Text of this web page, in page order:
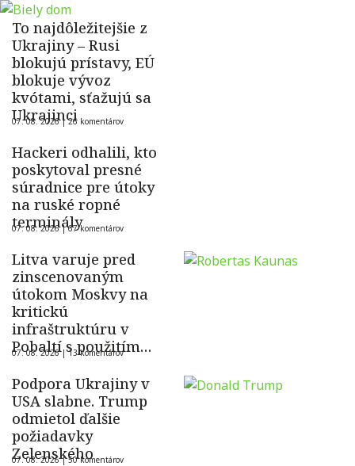
To najdôležitejšie z
Ukrajiny – Rusi
blokujú prístavy, EÚ
blokuje vývoz
kvótami, sťažujú sa
Ukrajinci
07. 08. 2026 |26 komentárov
Hackeri odhalili, kto
poskytoval presné
súradnice pre útoky
na ruské ropné
terminály
07. 08. 2026 |67 komentárov
Litva varuje pred
zinscenovaným
útokom Moskvy na
kritickú
infraštruktúru v
Pobaltí s použitím
ukrajinského dronu
07. 08. 2026 |13 komentárov
Podpora Ukrajiny v
USA slabne. Trump
odmietol ďalšie
požiadavky
Zelenského
07. 08. 2026 |50 komentárov